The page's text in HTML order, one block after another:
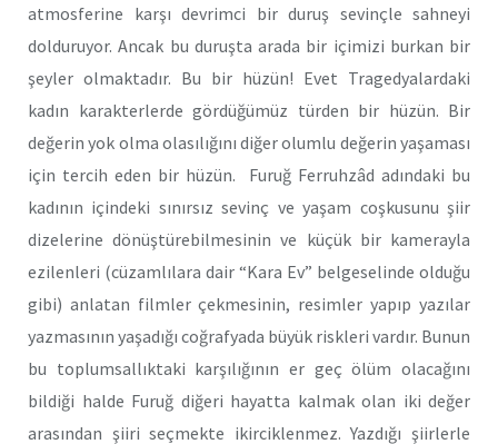
atmosferine karşı devrimci bir duruş sevinçle sahneyi
dolduruyor. Ancak bu duruşta arada bir içimizi burkan bir
şeyler olmaktadır. Bu bir hüzün! Evet Tragedyalardaki
kadın karakterlerde gördüğümüz türden bir hüzün. Bir
değerin yok olma olasılığını diğer olumlu değerin yaşaması
için tercih eden bir hüzün. Furuğ Ferruhzâd adındaki bu
kadının içindeki sınırsız sevinç ve yaşam coşkusunu şiir
dizelerine dönüştürebilmesinin ve küçük bir kamerayla
ezilenleri (cüzamlılara dair “Kara Ev” belgeselinde olduğu
gibi) anlatan filmler çekmesinin, resimler yapıp yazılar
yazmasının yaşadığı coğrafyada büyük riskleri vardır. Bunun
bu toplumsallıktaki karşılığının er geç ölüm olacağını
bildiği halde Furuğ diğeri hayatta kalmak olan iki değer
arasından şiiri seçmekte ikirciklenmez. Yazdığı şiirlerle